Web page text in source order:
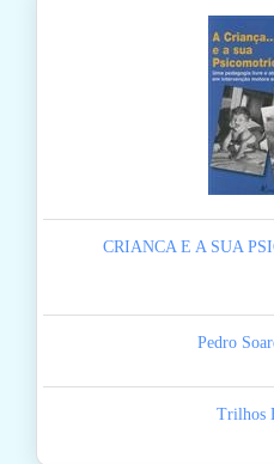
CRIANCA E A SUA
Pedro
Trilhos